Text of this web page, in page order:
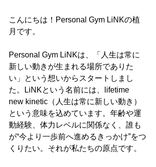
こんにちは！Personal Gym LiNKの植
月です。
Personal Gym LiNKは、「人生は常に
新しい動きが生まれる場所でありた
い」という想いからスタートしまし
た。LiNKという名前には、lifetime
new kinetic（人生は常に新しい動き）
という意味を込めています。年齢や運
動経験、体力レベルに関係なく、誰も
が“今より一歩前へ進めるきっかけ”をつ
くりたい。それが私たちの原点です。